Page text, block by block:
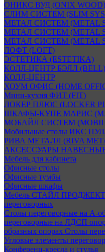
ОНИКС ВУД (ONIX WOOD)
СЛИМ СИСТЕМ (SLIM
МЕТАЛ СИСТЕМ (METAL
МЕТАЛ СИСТЕМ (METAL
МЕТАЛ СИСТЕМ (METAL
ЛОФТ (LOFT)
ЭСТЕТИКА (ESTETIKA)
КОЛЛ-ЦЕНТР БЭЛЛ (BELL)
КОЛЛ-ЦЕНТР
ХОУМ ОФИС (HOME
Мини-кухня ФИТ (FIT)
ЛОКЕР ПЛЮС (LOCKER
ШКАФЫ-КУПЕ МАРИС
МОБАЙЛ СИСТЕМ
Мобильные столы ИКС
РИВА МЕТАЛЛ (RIVA
АКСЕССУАРЫ
Мебель для кабинета
Офисные столы
Офисные тумбы
Офисные шкафы
Мебель СТАЙЛ ПРОДЖЕКТ
переговорных
Столы переговорные на А-
переговорные на ЛДСП
образных опорах Столы
Угловые элементы
Конференц-кресла и стулья